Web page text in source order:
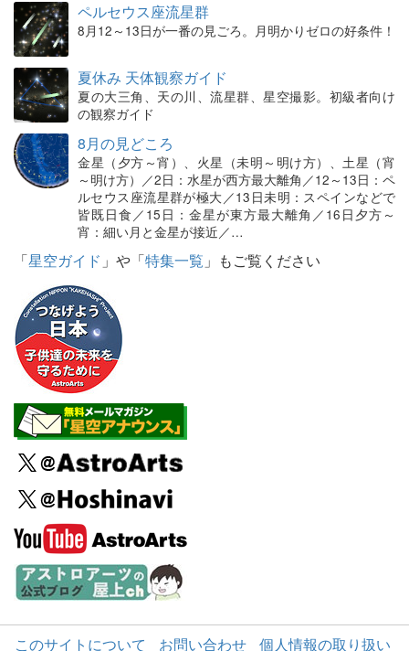
ペルセウス座流星群
8月12～13日が一番の見ごろ。月明かりゼロの好条件！
夏休み 天体観察ガイド
夏の大三角、天の川、流星群、星空撮影。初級者向け
の観察ガイド
8月の見どころ
金星（夕方～宵）、火星（未明～明け方）、土星（宵
～明け方）／2日：水星が西方最大離角／12～13日：ペ
ルセウス座流星群が極大／13日未明：スペインなどで
皆既日食／15日：金星が東方最大離角／16日夕方～
宵：細い月と金星が接近／…
「星空ガイド 」や「特集一覧 」もご覧ください
このサイトについて お問い合わせ 個人情報の取り扱い